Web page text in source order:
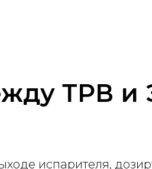
ТРВ и
испарителя,